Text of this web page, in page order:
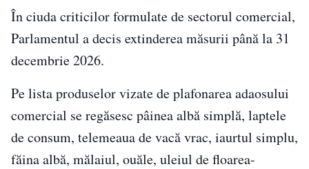
În ciuda criticilor formulate de sectorul comercial,
Parlamentul a decis extinderea măsurii până la 31
decembrie 2026.
Pe lista produselor vizate de plafonarea adaosului
comercial se regăsesc pâinea albă simplă, laptele
de consum, telemeaua de vacă vrac, iaurtul simplu,
făina albă, mălaiul, ouăle, uleiul de floarea-